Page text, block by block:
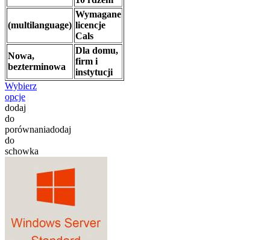
(multilanguage)
Wymagane
licencje
Cals
Nowa,
bezterminowa
Dla domu,
firm i
instytucji
Wybierz
opcje
dodaj
do
porównaniadodaj
do
schowka